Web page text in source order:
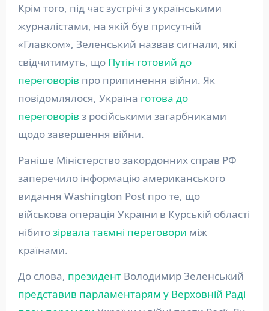
Крім того, під час зустрічі з українськими
журналістами, на якій був присутній
«Главком», Зеленський назвав сигнали, які
свідчитимуть, що Путін готовий до
переговорів про припинення війни. Як
повідомлялося, Україна готова до
переговорів з російськими загарбниками
щодо завершення війни.
Раніше Міністерство закордонних справ РФ
заперечило інформацію американського
видання Washington Post про те, що
військова операція України в Курській області
нібитозірвала таємні переговори між
країнами.
До слова, президентВолодимир Зеленський
представив парламентарям у Верховній Раді